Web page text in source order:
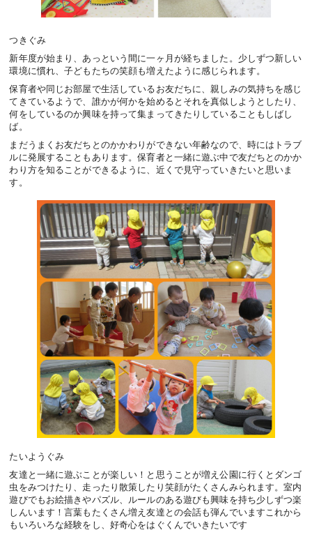
つきぐみ
新年度が始まり、あっという間に一ヶ月が経ちました。少しずつ新しい
環境に慣れ、子どもたちの笑顔も増えたように感じられます。
保育者や同じお部屋で生活しているお友だちに、親しみの気持ちを感じ
てきているようで、誰かが何かを始めるとそれを真似しようとしたり、
何をしているのか興味を持って集まってきたりしていることもしばし
ば。
まだうまくお友だちとのかかわりができない年齢なので、時にはトラブ
ルに発展することもあります。保育者と一緒に遊ぶ中で友だちとのかか
わり方を知ることができるように、近くで見守っていきたいと思いま
す。
たいようぐみ
友達と一緒に遊ぶことが楽しい！と思うことが増え公園に行くとダンゴ
虫をみつけたり、走ったり散策したり笑顔がたくさんみられます。室内
遊びでもお絵描きやパズル、ルールのある遊びも興味を持ち少しずつ楽
しんいます！言葉もたくさん増え友達との会話も弾んでいますこれから
もいろいろな経験をし、好奇心をはぐくんでいきたいです